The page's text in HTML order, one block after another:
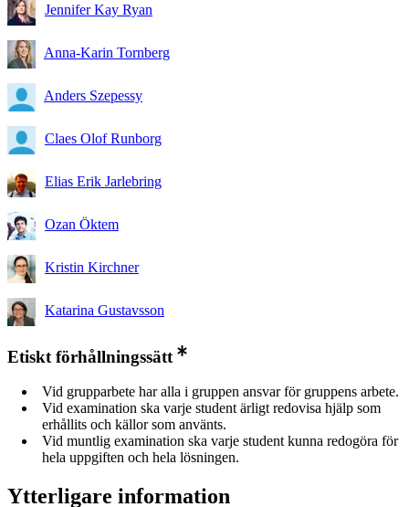
Jennifer Kay Ryan
Anna-Karin Tornberg
Anders Szepessy
Claes Olof Runborg
Elias Erik Jarlebring
Ozan Öktem
Kristin Kirchner
Katarina Gustavsson
Etiskt förhållningssätt
Vid grupparbete har alla i gruppen ansvar för gruppens arbete.
Vid examination ska varje student ärligt redovisa hjälp som
erhållits och källor som använts.
Vid muntlig examination ska varje student kunna redogöra för
hela uppgiften och hela lösningen.
Ytterligare information